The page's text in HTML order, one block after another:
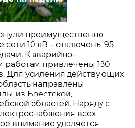
преимущественно
сети 10 кВ – отключены 95
К аварийно-
работам привлечены 180
Для усиления действующих
направлены
из Брестской,
областей. Наряду с
всех
внимание уделяется